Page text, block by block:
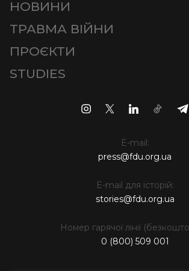
НОВИНИ
ТРАВМА ВІЙНИ
ПРОЄКТИ
STUDIES
E-mail:
press@fdu.org.ua
E-mail для історій:
stories@fdu.org.ua
Номер гарячої лінії
0 (800) 509 001